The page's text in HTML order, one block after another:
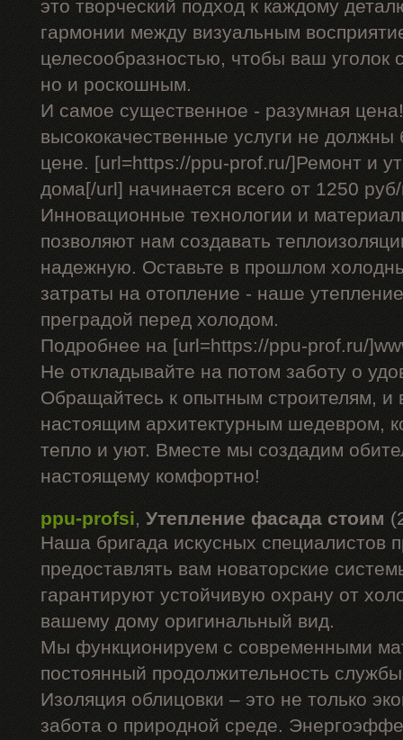
это творческий подход к каждому
гармонии между визуальным
целесообразностью, чтобы ваш уголок
но и роскошным.
И самое существенное - разумная
высококачественные услуги не
цене. [url=https://ppu-prof.ru/]Ремонт и
дома[/url] начинается всего от 1250
Инновационные технологии и
позволяют нам создавать
надежную. Оставьте в прошлом
затраты на отопление - наше
преградой перед холодом.
Подробнее на [url=https://ppu-prof.ru/
Не откладывайте на потом заботу о
Обращайтесь к опытным строителям, и
настоящим архитектурным шедевром,
тепло и уют. Вместе мы создадим
настоящему комфортно!
ppu-profsi, Утепление фасада стоим
Наша бригада искусных специалистов
предоставлять вам новаторские
гарантируют устойчивую охрану от
вашему дому оригинальный вид.
Мы функционируем с современными
постоянный продолжительность
Изоляция облицовки – это не только
забота о природной среде.